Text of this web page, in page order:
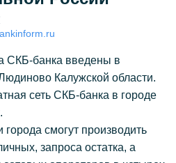
СКБ-банка введены в
Калужской области.
сеть СКБ-банка в городе
города смогут производить
запроса остатка, а